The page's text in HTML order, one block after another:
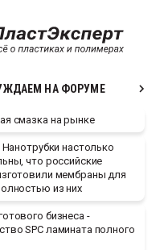
НА ФОРУМЕ
смазка на рынке
Нанотрубки настолько
что российские
мембраны для
из них
бизнеса -
SPC ламината полного